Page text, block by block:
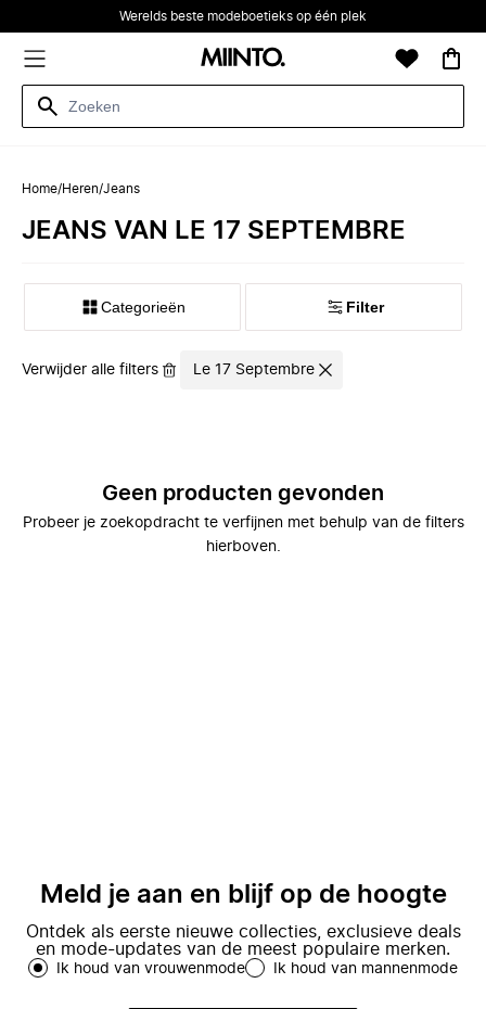
Werelds beste modeboetieks op één plek
Home/Heren/Jeans
JEANS VAN LE 17 SEPTEMBRE
Categorieën Filter
Verwijder alle filters Le 17 Septembre
Geen producten gevonden
Probeer je zoekopdracht te verfijnen met behulp van de filters
hierboven.
Meld je aan en blijf op de hoogte
Ontdek als eerste nieuwe collecties, exclusieve deals
en mode-updates van de meest populaire merken.
Ik houd van vrouwenmode Ik houd van mannenmode